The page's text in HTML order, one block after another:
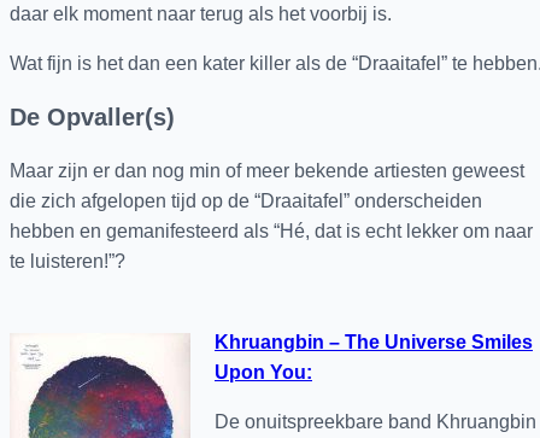
daar elk moment naar terug als het voorbij is.
Wat fijn is het dan een kater killer als de “Draaitafel” te
De Opvaller(s)
Maar zijn er dan nog min of meer bekende artiesten geweest
die zich afgelopen tijd op de “Draaitafel” onderscheiden
hebben en gemanifesteerd als “Hé, dat is echt lekker om naar
te luisteren!”?
Khruangbin – The Universe Smiles
Upon You:
De onuitspreekbare band Khruangbin